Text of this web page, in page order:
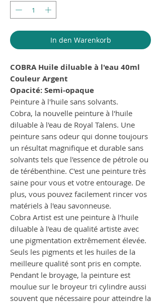
In den Warenkorb
COBRA Huile diluable à l'eau 40ml
Couleur Argent
Opacité: Semi-opaque
Peinture à l'huile sans solvants.
Cobra, la nouvelle peinture à l'huile
diluable à l'eau de Royal Talens. Une
peinture sans odeur qui donne toujours
un résultat magnifique et durable sans
solvants tels que l'essence de pétrole ou
de térébenthine. C'est une peinture très
saine pour vous et votre entourage. De
plus, vous pouvez facilement rincer vos
matériels à l'eau savonneuse.
Cobra Artist est une peinture à l'huile
diluable à l'eau de qualité artiste avec
une pigmentation extrêmement élevée.
Seuls les pigments et les huiles de la
meilleure qualité sont pris en compte.
Pendant le broyage, la peinture est
moulue sur le broyeur tri cylindre aussi
souvent que nécessaire pour atteindre la